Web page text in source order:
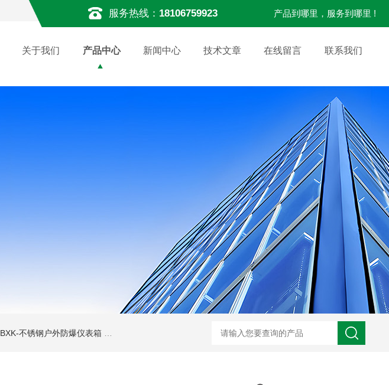
服务热线： 18106759923 产品到哪里，服务到哪里 !
关于我们 产品中心 新闻中心 技术文章 在线留言 联系我们
BXK-不锈钢户外防爆仪表箱 防爆磁力启动器批发价 BXK-户外防爆仪表箱